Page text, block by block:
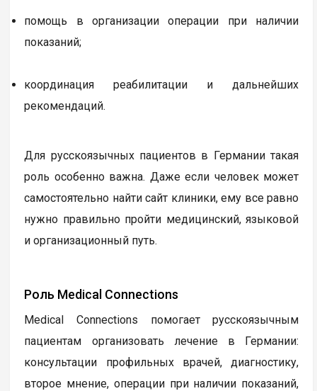
помощь в организации операции при наличии
показаний;
координация реабилитации и дальнейших
рекомендаций.
Для русскоязычных пациентов в Германии такая
роль особенно важна. Даже если человек может
самостоятельно найти сайт клиники, ему все равно
нужно правильно пройти медицинский, языковой
и организационный путь.
Роль Medical Connections
Medical Connections помогает русскоязычным
пациентам организовать лечение в Германии:
консультации профильных врачей, диагностику,
второе мнение, операции при наличии показаний,